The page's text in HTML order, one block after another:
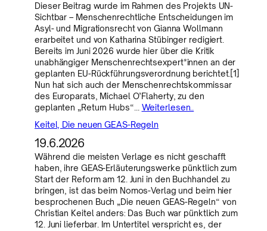
Dieser Beitrag wurde im Rahmen des Projekts UN-
Sichtbar – Menschenrechtliche Entscheidungen im
Asyl- und Migrationsrecht von Gianna Wollmann
erarbeitet und von Katharina Stübinger redigiert.
Bereits im Juni 2026 wurde hier über die Kritik
unabhängiger Menschenrechtsexpert*innen an der
geplanten EU-Rückführungsverordnung berichtet.[1]
Nun hat sich auch der Menschenrechtskommissar
des Europarats, Michael O’Flaherty, zu den
geplanten „Return Hubs“… Weiterlesen..
Keitel, Die neuen GEAS-Regeln
19.6.2026
Während die meisten Verlage es nicht geschafft
haben, ihre GEAS-Erläuterungswerke pünktlich zum
Start der Reform am 12. Juni in den Buchhandel zu
bringen, ist das beim Nomos-Verlag und beim hier
besprochenen Buch „Die neuen GEAS-Regeln“ von
Christian Keitel anders: Das Buch war pünktlich zum
12. Juni lieferbar. Im Untertitel verspricht es, der